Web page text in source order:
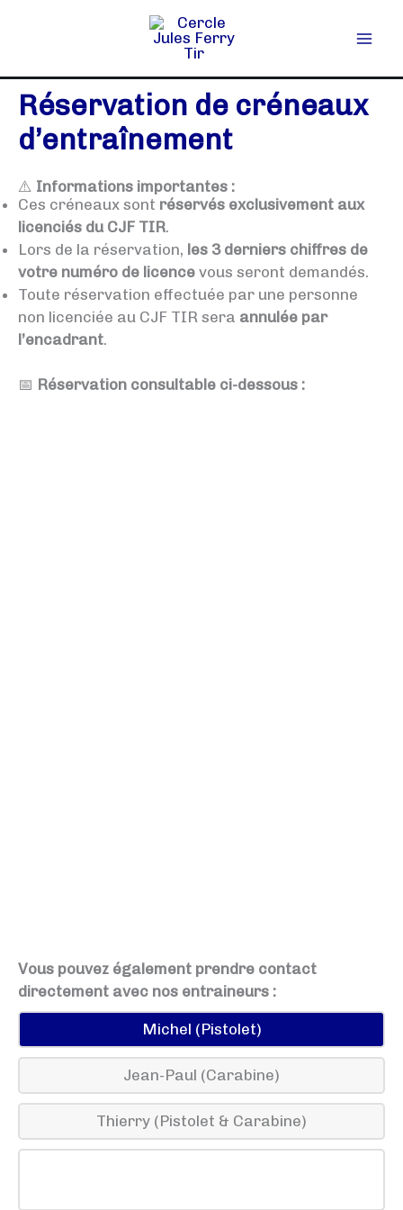
Réservation de créneaux
d’entraînement
⚠️ Informations importantes :
Ces créneaux sont réservés exclusivement aux
licenciés du CJF TIR.
Lors de la réservation, les 3 derniers chiffres de
votre numéro de licence vous seront demandés.
Toute réservation effectuée par une personne
non licenciée au CJF TIR sera annulée par
l’encadrant.
📅 Réservation consultable ci-dessous :
Vous pouvez également prendre contact
directement avec nos entraineurs :
Michel (Pistolet)
Jean-Paul (Carabine)
Thierry (Pistolet & Carabine)